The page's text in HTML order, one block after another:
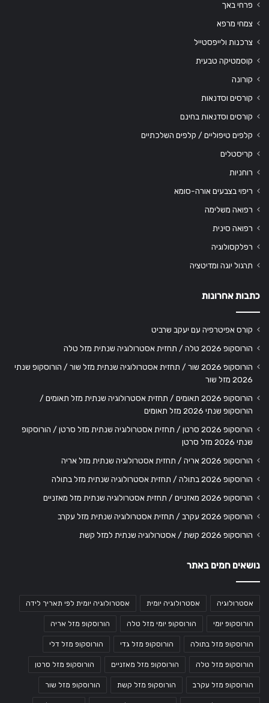
פרחי באך
צמחי מרפא
צרכנות ולייפסטייל
קוסמטיקה טבעית
קורונה
קורסים וסדנאות
קורסים וסדנאות בחינם
קלפים טיפוליים / קלפים השלכתיים
קריסטלים
רוחניות
ריפוי בצבעים אורה-סומא
רפואה משלימה
רפואה סינית
רפלקסולוגיה
תרגול יוגה ומדיטציה
כתבות אחרונות
קורס אפיטרפיה עם יעקב שרביט
הורוסקופ 2026 טלה / תחזית אסטרולוגיה שנתית מזל טלה
הורוסקופ 2026 שור / תחזית אסטרולוגיה שנתית מזל שור / הורוסקופ שנתי
2026 מזל שור
הורוסקופ 2026 תאומים / תחזית אסטרולוגיה שנתית מזל תאומים /
הורוסקופ שנתי 2026 מזל תאומים
הורוסקופ 2026 סרטן / תחזית אסטרולוגיה שנתית מזל סרטן / הורוסקופ
שנתי 2026 מזל סרטן
הורוסקופ 2026 אריה / תחזית אסטרולוגיה שנתית מזל אריה
הורוסקופ 2026 בתולה / תחזית אסטרולוגיה שנתית מזל בתולה
הורוסקופ 2026 מאזניים / תחזית אסטרולוגיה שנתית מזל מאזניים
הורוסקופ 2026 עקרב / תחזית אסטרולוגיה שנתית מזל עקרב
הורוסקופ 2026 קשת / אסטרולוגיה שנתית למזל קשת
נושאים חמים באתר
אסטרולוגיה אסטרולוגיה יומית אסטרולוגיה יומית לפי תאריך לידה
הורוסקופ יומי הורוסקופ יומי מזל טלה הורוסקופ מזל אריה
הורוסקופ מזל בתולה הורוסקופ מזל גדי הורוסקופ מזל דלי
הורוסקופ מזל טלה הורוסקופ מזל מאזניים הורוסקופ מזל סרטן
הורוסקופ מזל עקרב הורוסקופ מזל קשת הורוסקופ מזל שור